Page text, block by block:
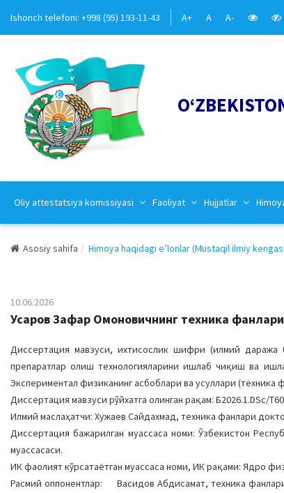
Ishonch telefoni: +998 (95) 193-11-43 A+ A A-
Oliy attestatsiya komissiyasi Faoliyat Hujjatlar
Asosiy sahifa Himoya haqidagi e’lonlar (Mustaqil ilmiy
10.06.2026
Усаров Зафар Омоновичнинг техника фанлари
Диссертация мавзуси, ихтисослик шифри (илмий даража
препаратлар олиш технологияларини ишлаб чиқиш ва
Экспериментал физиканинг асбоблари ва усуллари (техника
Диссертация мавзуси рўйхатга олинган рақам: Б2026.1.DSc/
Илмий маслаҳатчи: Хужаев Сайдахмад, техника фанлари
Диссертация бажарилган муассаса номи: Ўзбекистон
муассасаси.
ИК фаолият кўрсатаётган муассаса номи, ИК рақами: Ядро
Расмий оппонентлар: Васидов Абдисамат, техника